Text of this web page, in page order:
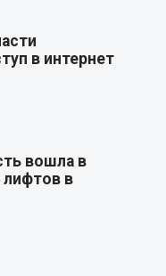
в интернет
вошла в
в